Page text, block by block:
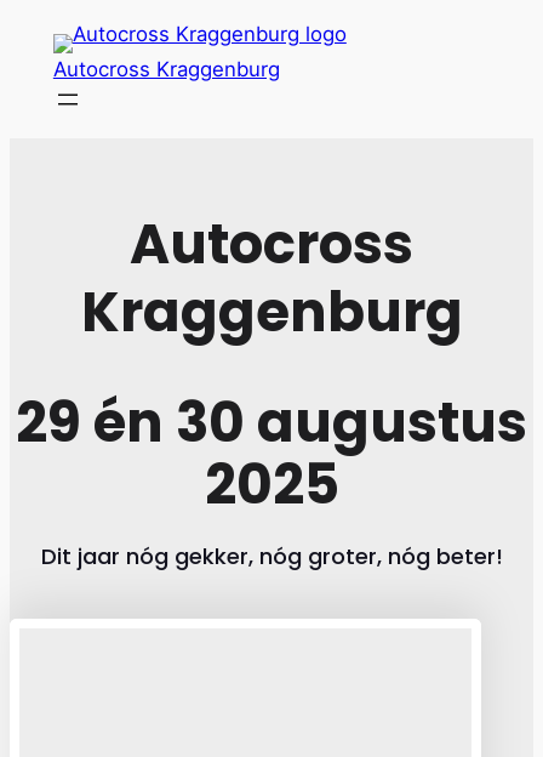
Autocross Kraggenburg
Autocross
Kraggenburg
29 én 30 augustus
2025
Dit jaar nóg gekker, nóg groter, nóg beter!